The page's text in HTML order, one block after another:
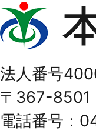
本
庄
Honjo
City
法人番号
〒367-8501
電話番号：